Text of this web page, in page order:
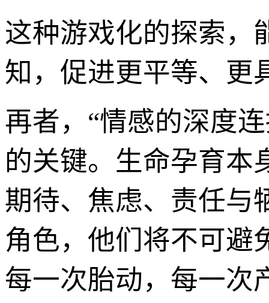
这种游戏化的探索，
知，促进更平等、更
再者，“情感的深度
的关键。生命孕育本
期待、焦虑、责任与
角色，他们将不可避
每一次胎动，每一次